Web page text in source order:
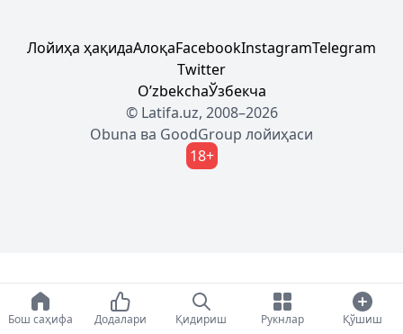
Лойиҳа ҳақидаАлоқаFacebookInstagramTelegram
Twitter
OʼzbekchaЎзбекча
© Latifa.uz, 2008–2026
Obuna ва GoodGroup лойиҳаси
18+
Бош саҳифа Додалари Қидириш Рукнлар Қўшиш